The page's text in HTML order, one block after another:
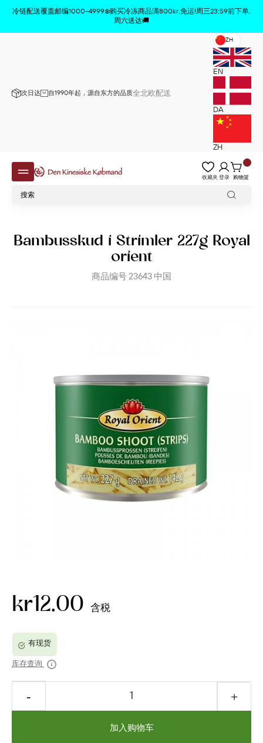
冷链配送覆盖邮编1000–4999❄️购买冷冻商品满800kr.免运!周三23:59前下单,
周六送达🚚
次日达 自1990年起，源自东方的品质全北欧配送
ZH
EN
DA
ZH
收藏夹登录 购物篮
Bambusskud i Strimler 227g Royal
orient
商品编号 23643 中国
kr12.00 含税
库存查询
加入购物车
商品已从购物车中删除 x